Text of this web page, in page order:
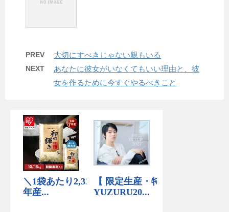
PREV 大切にすべきじゃない親もいる
NEXT
あなたに彼女がいなくてもいい理由と、彼
女を作るために今すぐやるべきこと